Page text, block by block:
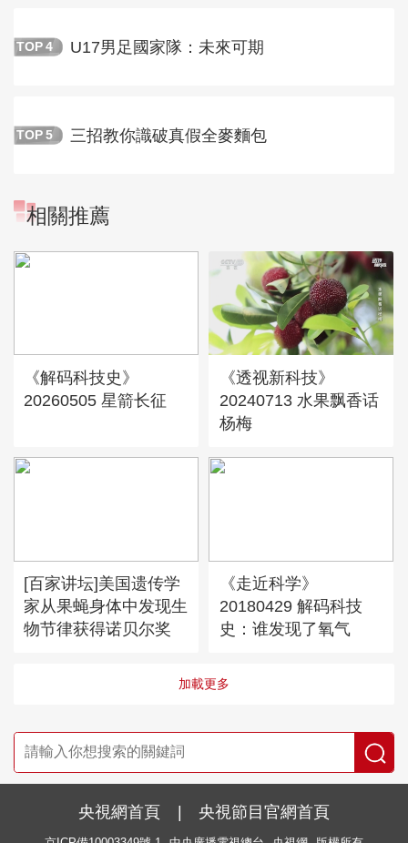
TOP 4 U17男足國家隊：未來可期
TOP 5 三招教你識破真假全麥麵包
相關推薦
《解码科技史》
20260505 星箭长征
《透视新科技》
20240713 水果飘香话
杨梅
[百家讲坛]美国遗传学
家从果蝇身体中发现生
物节律获得诺贝尔奖
《走近科学》
20180429 解码科技
史：谁发现了氧气
加載更多
央視網首頁 | 央視節目官網首頁